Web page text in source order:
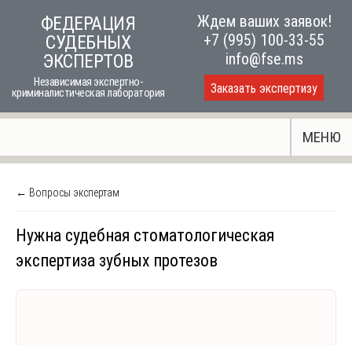
ФЕДЕРАЦИЯ
СУДЕБНЫХ
ЭКСПЕРТОВ
Независимая экспертно-
криминалистическая лаборатория
Ждем ваших заявок!
+7 (995) 100-33-55
info@fse.ms
Заказать экспертизу
МЕНЮ
← Вопросы экспертам
Нужна судебная стоматологическая
экспертиза зубных протезов